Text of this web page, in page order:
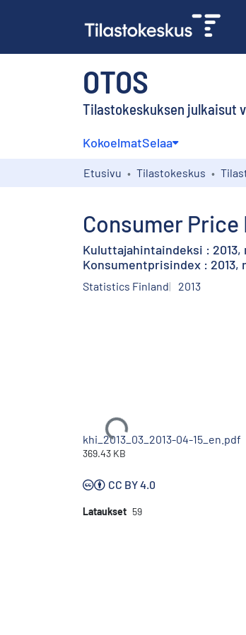
OTOS
Tilastokeskuksen julkaisut
KokoelmatSelaa
Etusivu Tilastokeskus
Consumer Price
Kuluttajahintaindeksi : 2013,
Konsumentprisindex : 2013,
Statistics Finland 2013
Ladataan...
khi_2013_03_2013-04-15_en.pdf
369.43 KB
CC BY 4.0
Lataukset 59